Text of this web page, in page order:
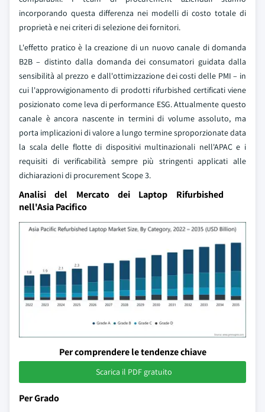
incorporando questa differenza nei modelli di costo totale di
proprietà e nei criteri di selezione dei fornitori.
L'effetto pratico è la creazione di un nuovo canale di domanda
B2B – distinto dalla domanda dei consumatori guidata dalla
sensibilità al prezzo e dall'ottimizzazione dei costi delle PMI – in
cui l'approvvigionamento di prodotti rifurbished certificati viene
posizionato come leva di performance ESG. Attualmente questo
canale è ancora nascente in termini di volume assoluto, ma
porta implicazioni di valore a lungo termine sproporzionate data
la scala delle flotte di dispositivi multinazionali nell'APAC e i
requisiti di verificabilità sempre più stringenti applicati alle
dichiarazioni di procurement Scope 3.
Analisi del Mercato dei Laptop Rifurbished
nell'Asia Pacifico
Per comprendere le tendenze chiave
Scarica il PDF gratuito
Per Grado